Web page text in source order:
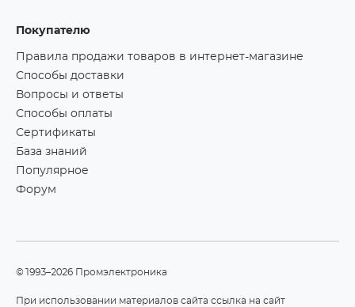
Покупателю
Правила продажи товаров в интернет-магазине
Способы доставки
Вопросы и ответы
Способы оплаты
Сертификаты
База знаний
Популярное
Форум
©1993–2026 Промэлектроника
При использовании материалов сайта ссылка на сайт